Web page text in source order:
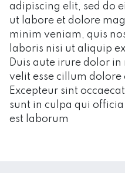
adipiscing elit, sed do
ut labore et dolore
minim veniam, quis
laboris nisi ut aliquip
Duis aute irure dolor
velit esse cillum
Excepteur sint
sunt in culpa qui
est laborum